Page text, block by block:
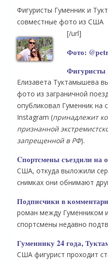
Фигуристы Гуменник и
совместные фото из США
[/url]
Фото:
Фигуристы
Елизавета Туктамышева
фото из заграничной
опубликовал Гуменник на
Instagram (принадлежит
признанной
запрещенной в РФ).
Cпортсмены съездили на
США, откуда выложили
снимках они обнимают
Подписчики в
роман между Гуменником
спортсмены недавно
Гуменнику 24 года,
США фигурист проходит